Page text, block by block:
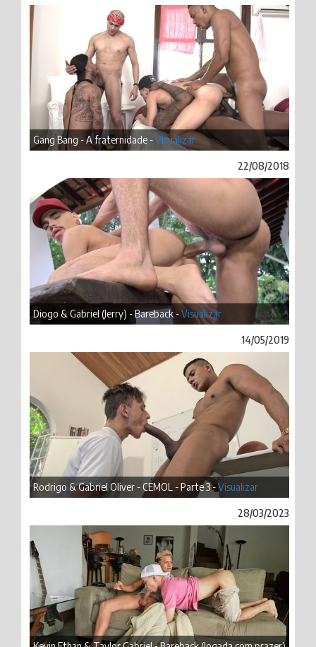
Gang Bang - A fraternidade -Visualizar
22/08/2018
Diogo & Gabriel (Jerry) - Bareback -Visualizar
14/05/2019
Rodrigo & Gabriel Oliver - CEMOL - Parte 3 -Visualizar
28/03/2023